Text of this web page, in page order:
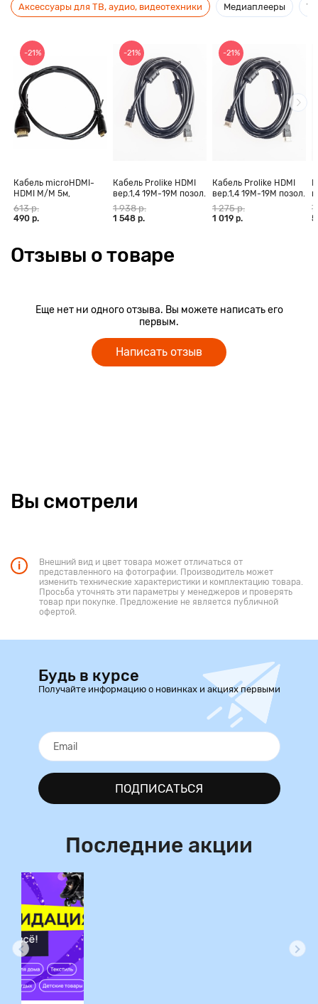
Аксессуары для ТВ, аудио, видеотехники Медиаплееры
-21%
Кабель microHDMI-
HDMI M/M 5м,
позолоченные
контакты Blister box
613 р.
490 р.
-21%
Кабель Prolike HDMI
вер.1,4 19М-19М позол.
конт., ферритовые
кольца, 30 м
1 938 р.
1 548 р.
-21%
Кабель Prolike HDMI
вер.1,4 19М-19М позол.
конт., ферритовые
кольца, 20 м
1 275 р.
1 019 р.
Отзывы о товаре
Еще нет ни одного отзыва. Вы можете написать его
первым.
Написать отзыв
Вы смотрели
Внешний вид и цвет товара может отличаться от
представленного на фотографии. Производитель может
изменить технические характеристики и комплектацию товара.
Просьба уточнять эти параметры у менеджеров и проверять
товар при покупке. Предложение не является публичной
офертой.
Будь в курсе
Получайте информацию о новинках и акциях первыми
ПОДПИСАТЬСЯ
Последние акции